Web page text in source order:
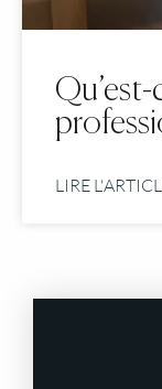
LIRE